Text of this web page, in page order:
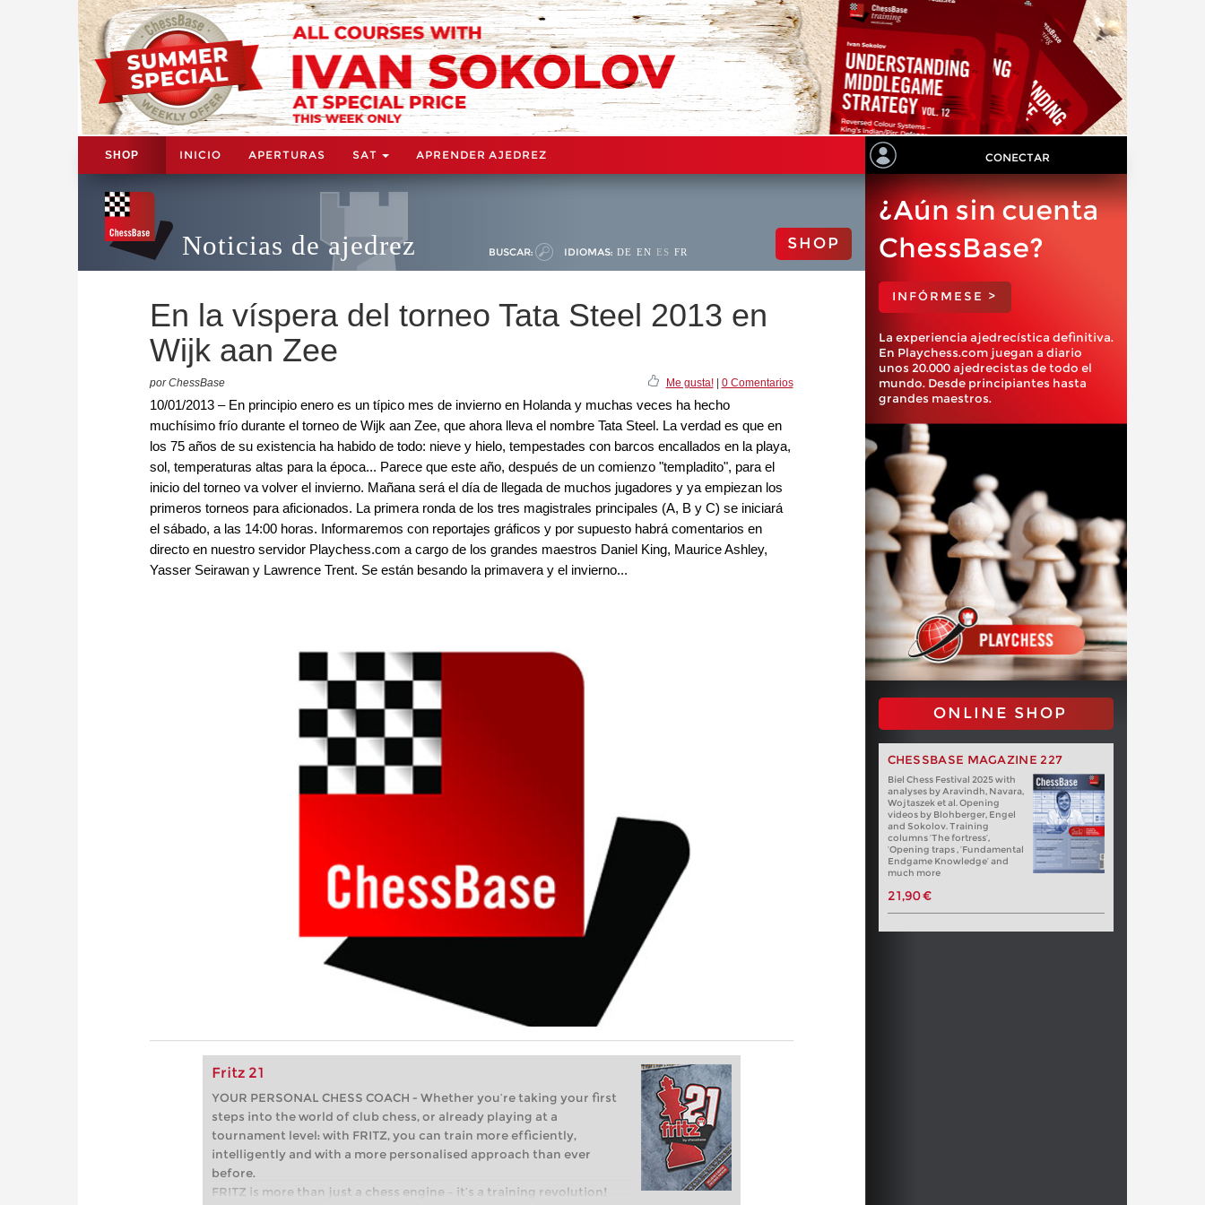
SHOP INICIO APERTURAS SAT APRENDER AJEDREZ CONECTAR
Noticias de ajedrez BUSCAR: IDIOMAS: DE EN ES FR SHOP
En la víspera del torneo Tata Steel 2013 en
Wijk aan Zee
por ChessBase Me gusta!| 0 Comentarios
10/01/2013 – En principio enero es un típico mes de invierno en Holanda y muchas veces ha hecho
muchísimo frío durante el torneo de Wijk aan Zee, que ahora lleva el nombre Tata Steel. La verdad es que en
los 75 años de su existencia ha habido de todo: nieve y hielo, tempestades con barcos encallados en la playa,
sol, temperaturas altas para la época... Parece que este año, después de un comienzo "templadito", para el
inicio del torneo va volver el invierno. Mañana será el día de llegada de muchos jugadores y ya empiezan los
primeros torneos para aficionados. La primera ronda de los tres magistrales principales (A, B y C) se iniciará
el sábado, a las 14:00 horas. Informaremos con reportajes gráficos y por supuesto habrá comentarios en
directo en nuestro servidor Playchess.com a cargo de los grandes maestros Daniel King, Maurice Ashley,
Yasser Seirawan y Lawrence Trent. Se están besando la primavera y el invierno...
Fritz 21
YOUR PERSONAL CHESS COACH - Whether you’re taking your first
steps into the world of club chess, or already playing at a
tournament level: with FRITZ, you can train more efficiently,
intelligently and with a more personalised approach than ever
before.
FRITZ is more than just a chess engine – it’s a training revolution!
¿Aún sin cuenta
ChessBase?
INFÓRMESE >
La experiencia ajedrecística definitiva.
En Playchess.com juegan a diario
unos 20.000 ajedrecistas de todo el
mundo. Desde principiantes hasta
grandes maestros.
ONLINE SHOP
CHESSBASE MAGAZINE 227
Biel Chess Festival 2025 with
analyses by Aravindh, Navara,
Wojtaszek et al. Opening
videos by Blohberger, Engel
and Sokolov. Training
columns ‘The fortress’,
‘Opening traps , ‘Fundamental
Endgame Knowledge’ and
much more
21,90 €